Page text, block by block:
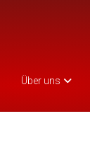
Über uns